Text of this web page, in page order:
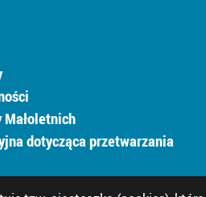
Małoletnich
dotycząca przetwarzania